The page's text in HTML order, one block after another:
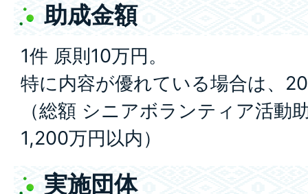
助成金額
1件 原則10万円。
特に内容が優れている場合は、
（総額 シニアボランティア活動
1,200万円以内）
実施団体